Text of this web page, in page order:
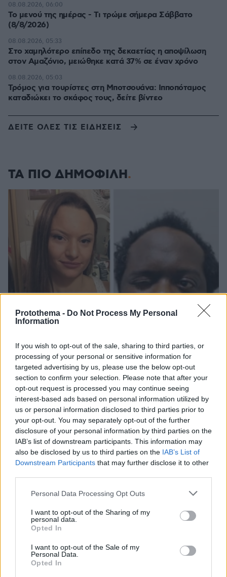
Protothema - Do Not Process My Personal
Information
If you wish to opt-out of the sale, sharing to third parties, or
processing of your personal or sensitive information for
targeted advertising by us, please use the below opt-out
section to confirm your selection. Please note that after your
opt-out request is processed you may continue seeing
interest-based ads based on personal information utilized by
us or personal information disclosed to third parties prior to
your opt-out. You may separately opt-out of the further
disclosure of your personal information by third parties on the
IAB’s list of downstream participants. This information may
also be disclosed by us to third parties on the IAB’s List of
Downstream Participants that may further disclose it to other
Please note that this website/app uses one or more Google
not limited to your visit or usage behaviour. You may click to
grant or deny consent to Google and its third-party tags to
use your data for below specified purposes in below Google
consent section.
Personal Data Processing Opt Outs
I want to opt-out of the Sharing of my
personal data.
Opted In
I want to opt-out of the Sale of my
Personal Data.
Opted In
Το μενού της ημέρας - Τι τρώμε σήμερα Σάββατο
(8/8/2026)
08.08.2026, 06:00
Στο χαμηλότερο επίπεδο της δεκαετίας η αποψίλωση
στον Αμαζόνιο, μειώθηκε κατά 37% σε έναν χρόνο
08.08.2026, 05:33
Τρόμος για τουρίστες στη Μποτσουάνα: Ιπποπόταμος
καταδιώκει το σκάφος τους, δείτε βίντεο
08.08.2026, 05:03
ΔΕΙΤΕ ΟΛΕΣ ΤΙΣ ΕΙΔΗΣΕΙΣ
ΤΑ ΠΙΟ ΔΗΜΟΦΙΛΗ
Ο «Δράκος» του Λονδίνου: 40χρονος με
προβλήματα όρασης σκότωνε και βίαζε γυναίκες,
η αστυνομία τον είχε συλλάβει και τον άφησε
ελεύθερο
07.08.2026, 22:54